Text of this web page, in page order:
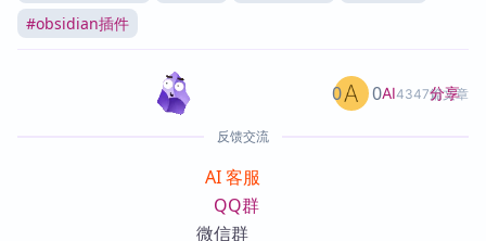
#obsidian插件
AI4347篇文章
0 0 分享
反馈交流
AI 客服
QQ群
微信群